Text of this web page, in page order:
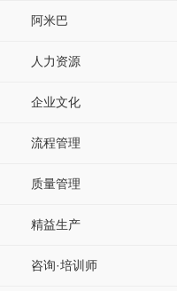
阿米巴
人力资源
企业文化
流程管理
质量管理
精益生产
咨询·培训师